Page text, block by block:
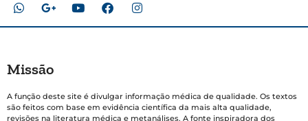
Missão
A função deste site é divulgar informação médica de qualidade. Os textos
são feitos com base em evidência científica da mais alta qualidade,
revisões na literatura médica e metanálises. A fonte inspiradora dos